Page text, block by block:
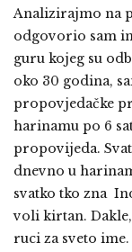
Analizirajmo na
odgovorio sam
guru kojeg su
oko 30 godina,
propovjedačke
harinamu po 6
propovijeda.
dnevno u
svatko tko zna
voli kirtan.
ruci za sveto